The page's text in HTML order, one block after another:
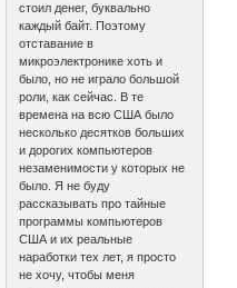
стоил денег, буквально
каждый байт. Поэтому
отставание в
микроэлектронике хоть и
было, но не играло большой
роли, как сейчас. В те
времена на всю США было
несколько десятков больших
и дорогих компьютеров
незаменимости у которых не
было. Я не буду
рассказывать про тайные
программы компьютеров
США и их реальные
наработки тех лет, я просто
не хочу, чтобы меня